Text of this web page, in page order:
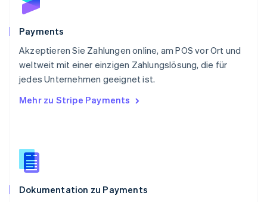
Payments
Akzeptieren Sie Zahlungen online, am POS vor Ort und
weltweit mit einer einzigen Zahlungslösung, die für
jedes Unternehmen geeignet ist.
Mehr zu Stripe Payments
Dokumentation zu Payments
Schweden
Schweiz
Singapur
English简体中文
Slowakei
Slowenien
English
Spanien
Thailand